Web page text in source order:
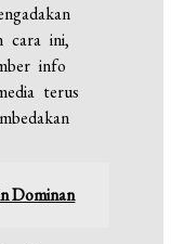
cara ini,
info
terus
Dominan